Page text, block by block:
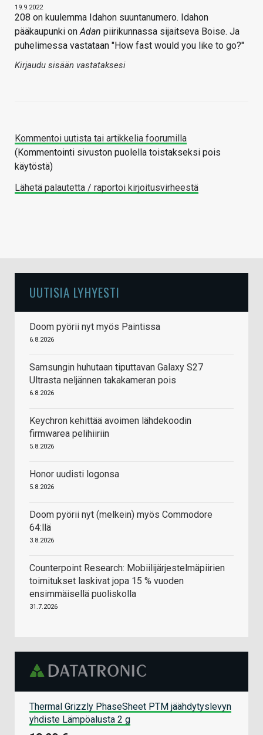
19.9.2022
208 on kuulemma Idahon suuntanumero. Idahon
pääkaupunki onAdan piirikunnassa sijaitseva Boise. Ja
puhelimessa vastataan "How fast would you like to go?"
Kirjaudu sisään vastataksesi
Kommentoi uutista tai artikkelia foorumilla
(Kommentointi sivuston puolella toistakseksi pois
käytöstä)
Lähetä palautetta / raportoi kirjoitusvirheestä
UUTISIA LYHYESTI
Doom pyörii nyt myös Paintissa
6.8.2026
Samsungin huhutaan tiputtavan Galaxy S27
Ultrasta neljännen takakameran pois
6.8.2026
Keychron kehittää avoimen lähdekoodin
firmwarea pelihiiriin
5.8.2026
Honor uudisti logonsa
5.8.2026
Doom pyörii nyt (melkein) myös Commodore
64:llä
3.8.2026
Counterpoint Research: Mobiilijärjestelmäpiirien
toimitukset laskivat jopa 15 % vuoden
ensimmäisellä puoliskolla
31.7.2026
Thermal Grizzly PhaseSheet PTM jäähdytyslevyn
yhdiste Lämpöalusta 2 g